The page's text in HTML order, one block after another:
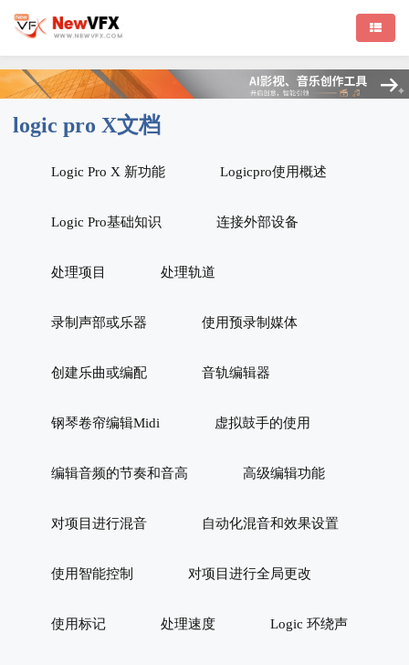
logic pro X文档
Logic Pro X 新功能 Logicpro使用概述
Logic Pro基础知识 连接外部设备
处理项目 处理轨道
录制声部或乐器 使用预录制媒体
创建乐曲或编配 音轨编辑器
钢琴卷帘编辑Midi 虚拟鼓手的使用
编辑音频的节奏和音高 高级编辑功能
对项目进行混音 自动化混音和效果设置
使用智能控制 对项目进行全局更改
使用标记 处理速度 Logic 环绕声